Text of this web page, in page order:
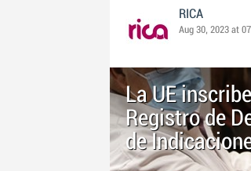
RICA
Aug 30, 2023 at
La UE
Registro de
de